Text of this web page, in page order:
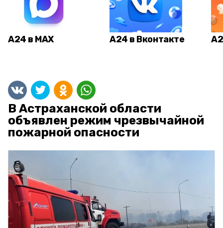
А24 в MAX А24 в Вконтакте
В Астраханской области
объявлен режим чрезвычайной
пожарной опасности